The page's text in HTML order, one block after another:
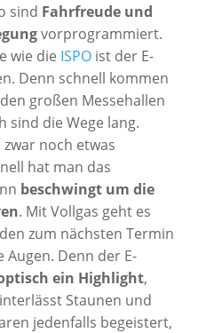
sind Fahrfreude und
vorprogrammiert.
wie die ISPOist der E-
Denn schnell kommen
großen Messehallen
sind die Wege lang.
noch etwas
hat man das
beschwingt um die
. Mit Vollgas geht es
zum nächsten Termin
Denn der E-
ein Highlight,
Staunen und
jedenfalls begeistert,